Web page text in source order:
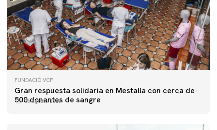
FUNDACIÓ VCF
Gran respuesta solidaria en Mestalla con cerca de
500 donantes de sangre
06 agosto 2026